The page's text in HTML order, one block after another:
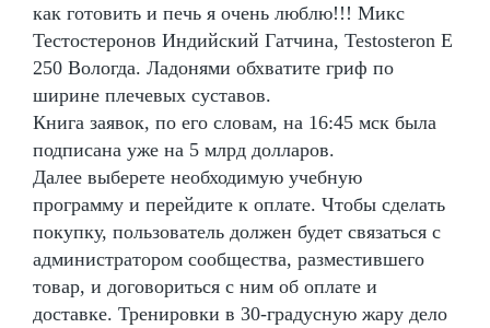
как готовить и печь я очень люблю!!! Микс
Тестостеронов Индийский Гатчина, Testosteron E
250 Вологда. Ладонями обхватите гриф по
ширине плечевых суставов.
Книга заявок, по его словам, на 16:45 мск была
подписана уже на 5 млрд долларов.
Далее выберете необходимую учебную
программу и перейдите к оплате. Чтобы сделать
покупку, пользователь должен будет связаться с
администратором сообщества, разместившего
товар, и договориться с ним об оплате и
доставке. Тренировки в 30-градусную жару дело